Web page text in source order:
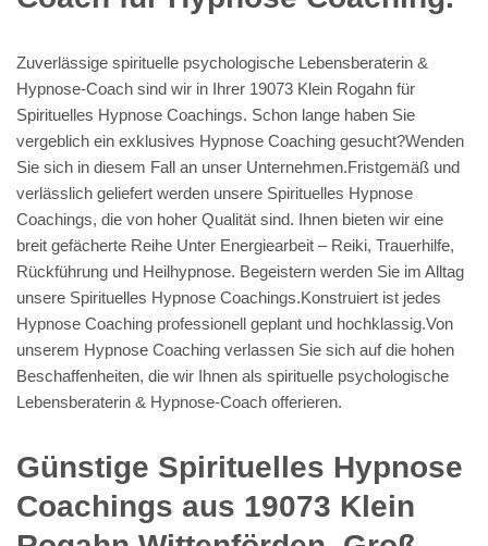
Zuverlässige spirituelle psychologische Lebensberaterin &
Hypnose-Coach sind wir in Ihrer 19073 Klein Rogahn für
Spirituelles Hypnose Coachings. Schon lange haben Sie
vergeblich ein exklusives Hypnose Coaching gesucht?Wenden
Sie sich in diesem Fall an unser Unternehmen.Fristgemäß und
verlässlich geliefert werden unsere Spirituelles Hypnose
Coachings, die von hoher Qualität sind. Ihnen bieten wir eine
breit gefächerte Reihe Unter Energiearbeit – Reiki, Trauerhilfe,
Rückführung und Heilhypnose. Begeistern werden Sie im Alltag
unsere Spirituelles Hypnose Coachings.Konstruiert ist jedes
Hypnose Coaching professionell geplant und hochklassig.Von
unserem Hypnose Coaching verlassen Sie sich auf die hohen
Beschaffenheiten, die wir Ihnen als spirituelle psychologische
Lebensberaterin & Hypnose-Coach offerieren.
Günstige Spirituelles Hypnose
Coachings aus 19073 Klein